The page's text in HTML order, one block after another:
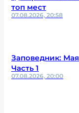
топ мест
07.08.2026, 20:58
Заповедник:
Часть 1
07.08.2026, 20:00